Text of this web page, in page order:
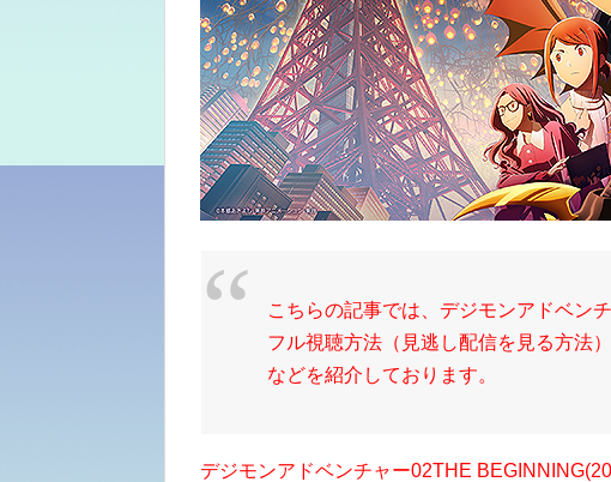
こちらの記事では、デジモンアドベン
フル視聴方法（見逃し配信を見る方法
などを紹介しております。
デジモンアドベンチャー02THE